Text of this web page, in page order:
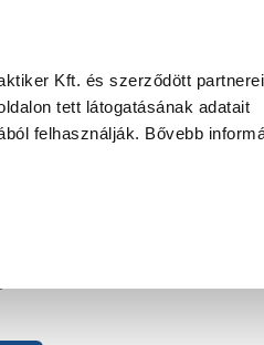
Kft. és szerződött partnerei
tett látogatásának adatait
felhasználják. Bővebb